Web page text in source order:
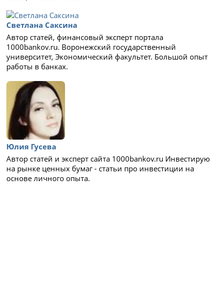
Светлана Саксина
Автор статей, финансовый эксперт портала
1000bankov.ru. Воронежский государственный
университет, Экономический факультет. Большой опыт
работы в банках.
Юлия Гусева
Автор статей и эксперт сайта 1000bankov.ru Инвестирую
на рынке ценных бумаг - статьи про инвестиции на
основе личного опыта.